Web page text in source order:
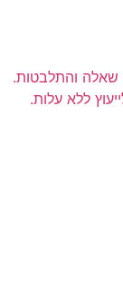
שאלה והתלבטות.
ללא עלות.